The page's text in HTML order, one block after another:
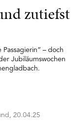
zutiefst
– doch
Jubiläumswochen
20.04.25